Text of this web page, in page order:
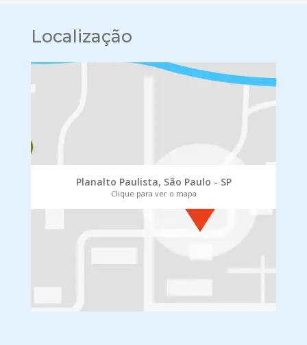
Localização
Planalto Paulista, São Paulo - SP
Clique para ver o mapa